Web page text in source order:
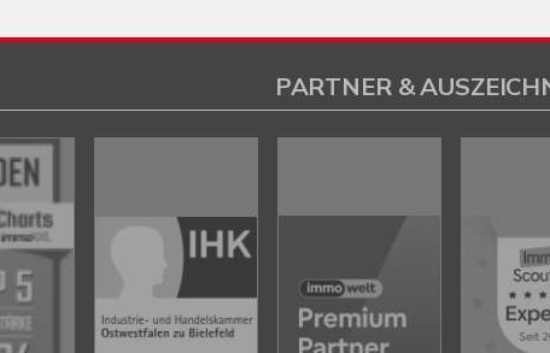
PARTNER &